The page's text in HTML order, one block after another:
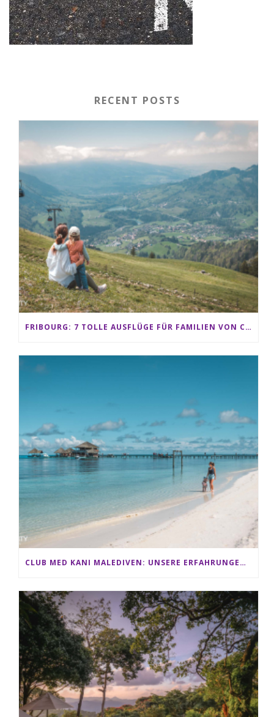
RECENT POSTS
FRIBOURG: 7 TOLLE AUSFLÜGE FÜR FAMILIEN VON CHARMEY BIS LES PACCOTS
CLUB MED KANI MALEDIVEN: UNSERE ERFAHRUNGEN IM ALL-INCLUSIVE PARADIES